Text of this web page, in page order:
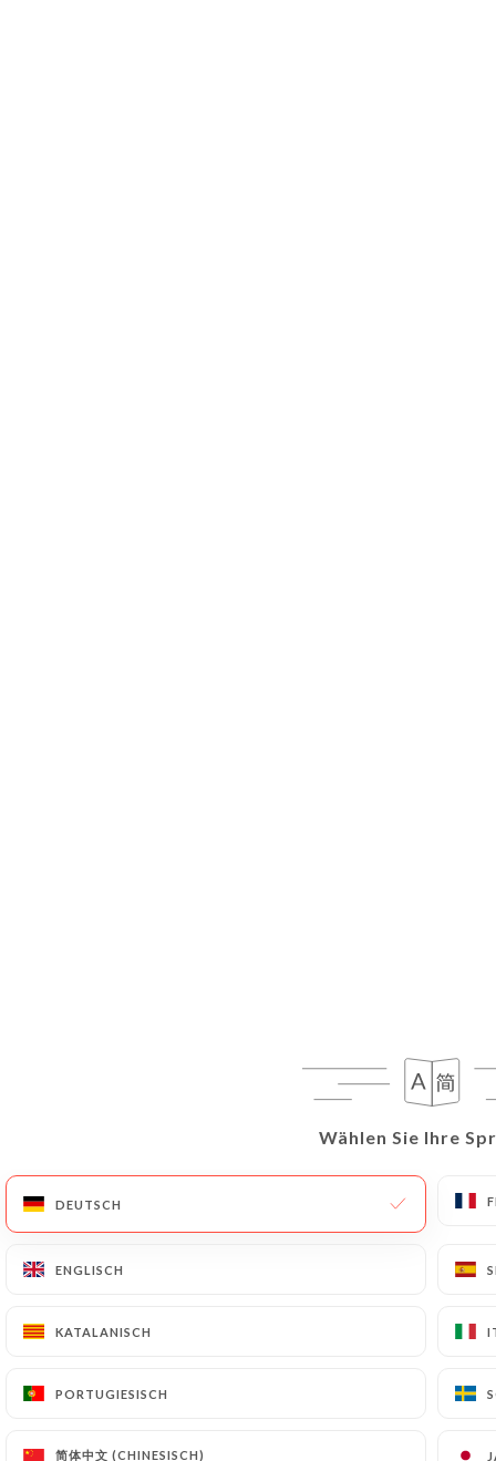
Wählen Sie Ihre
DEUTSCH
ENGLISCH
KATALANISCH
PORTUGIESISCH
简体中文 (CHINESISCH)
Wählen Sie Ihre
DEUTSCH
ENGLISCH
KATALANISCH
PORTUGIESISCH
简体中文 (CHINESISCH)